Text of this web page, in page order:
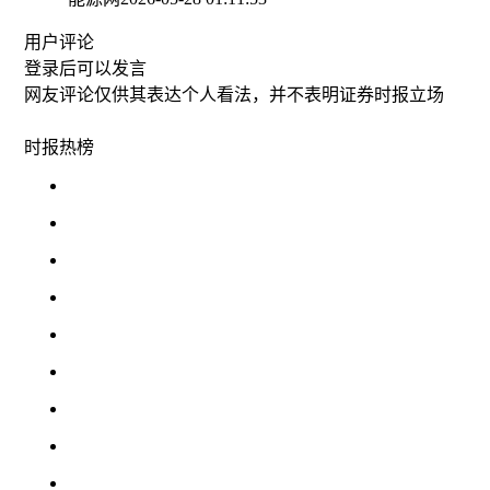
用户评论
登录后可以发言
网友评论仅供其表达个人看法，并不表明证券时报立场
时报热榜